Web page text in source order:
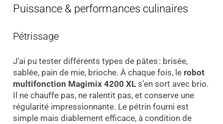
Puissance & performances culinaires
Pétrissage
J’ai pu tester différents types de pâtes : brisée,
sablée, pain de mie, brioche. À chaque fois, le robot
multifonction Magimix 4200 XLs’en sort avec brio.
Il ne chauffe pas, ne ralentit pas, et conserve une
régularité impressionnante. Le pétrin fourni est
simple mais diablement efficace, à condition de